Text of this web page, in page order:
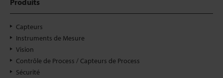
Capteurs
Instruments de Mesure
Vision
Contrôle de Process / Capteurs de Process
Sécurité